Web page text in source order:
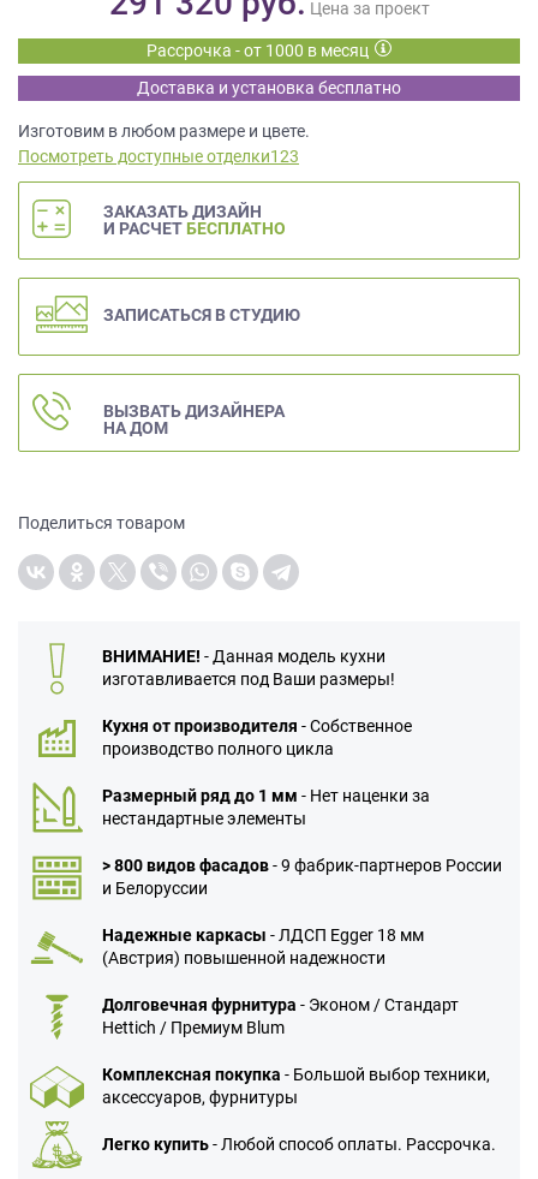
Цена за проект
Рассрочка - от 1000 в месяц
Доставка и установка бесплатно
Изготовим в любом размере и цвете.
Посмотреть доступные отделки123
ЗАКАЗАТЬ ДИЗАЙН
И РАСЧЕТ БЕСПЛАТНО
ЗАПИСАТЬСЯ В СТУДИЮ
ВЫЗВАТЬ ДИЗАЙНЕРА
НА ДОМ
Поделиться товаром
ВНИМАНИЕ! - Данная модель кухни
изготавливается под Ваши размеры!
Кухня от производителя - Собственное
производство полного цикла
Размерный ряд до 1 мм - Нет наценки за
нестандартные элементы
> 800 видов фасадов- 9 фабрик-партнеров России
и Белоруссии
Надежные каркасы - ЛДСП Egger 18 мм
(Австрия) повышенной надежности
Долговечная фурнитура - Эконом / Стандарт
Hettich / Премиум Blum
Комплексная покупка - Большой выбор техники,
аксессуаров, фурнитуры
Легко купить- Любой способ оплаты. Рассрочка.